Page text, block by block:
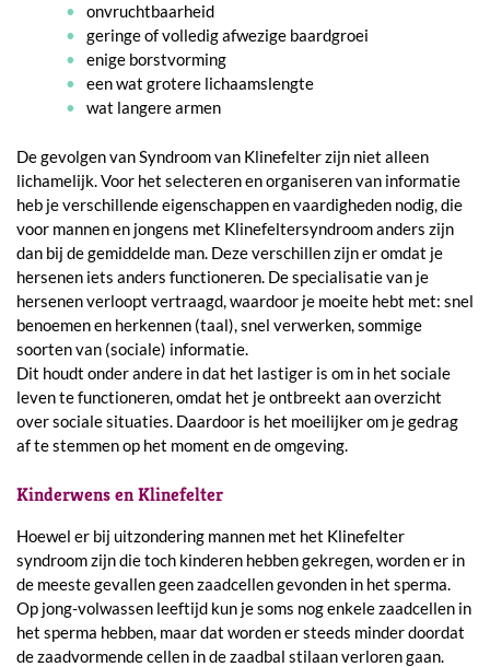
onvruchtbaarheid
geringe of volledig afwezige baardgroei
enige borstvorming
een wat grotere lichaamslengte
wat langere armen
De gevolgen van Syndroom van Klinefelter zijn niet alleen
lichamelijk. Voor het selecteren en organiseren van informatie
heb je verschillende eigenschappen en vaardigheden nodig, die
voor mannen en jongens met Klinefeltersyndroom anders zijn
dan bij de gemiddelde man. Deze verschillen zijn er omdat je
hersenen iets anders functioneren. De specialisatie van je
hersenen verloopt vertraagd, waardoor je moeite hebt met: snel
benoemen en herkennen (taal), snel verwerken, sommige
soorten van (sociale) informatie.
Dit houdt onder andere in dat het lastiger is om in het sociale
leven te functioneren, omdat het je ontbreekt aan overzicht
over sociale situaties. Daardoor is het moeilijker om je gedrag
af te stemmen op het moment en de omgeving.
Kinderwens en Klinefelter
Hoewel er bij uitzondering mannen met het Klinefelter
syndroom zijn die toch kinderen hebben gekregen, worden er in
de meeste gevallen geen zaadcellen gevonden in het sperma.
Op jong-volwassen leeftijd kun je soms nog enkele zaadcellen in
het sperma hebben, maar dat worden er steeds minder doordat
de zaadvormende cellen in de zaadbal stilaan verloren gaan.